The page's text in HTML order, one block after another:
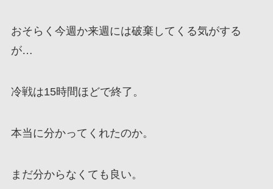
おそらく今週か来週には破棄してくる気がする
が…
冷戦は15時間ほどで終了。
本当に分かってくれたのか。
まだ分からなくても良い。